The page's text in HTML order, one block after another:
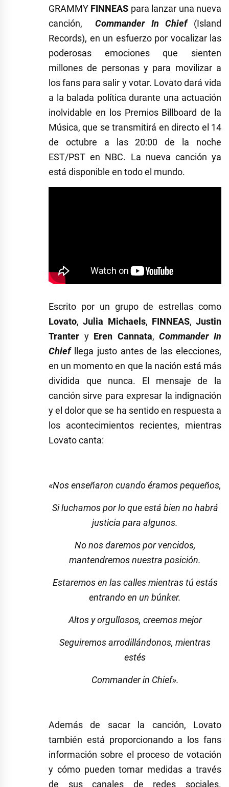
GRAMMY FINNEAS para lanzar una nueva
canción,
Commander In Chief
(Island
Records), en un esfuerzo por vocalizar las
poderosas emociones que sienten
millones de personas y para movilizar a
los fans para salir y votar. Lovato dará vida
a la balada política durante una actuación
inolvidable en los Premios Billboard de la
Música, que se transmitirá en directo el 14
de octubre a las 20:00 de la noche
EST/PST en NBC. La nueva canción ya
está disponible en todo el mundo.
Escrito por un grupo de estrellas como
Lovato,Julia Michaels, FINNEAS, Justin
Tranter y Eren Cannata,Commander In
Chiefllega justo antes de las elecciones,
en un momento en que la nación está más
dividida que nunca. El mensaje de la
canción sirve para expresar la indignación
y el dolor que se ha sentido en respuesta a
los acontecimientos recientes, mientras
Lovato canta:
«Nos enseñaron cuando éramos pequeños,
Si luchamos por lo que está bien no habrá
justicia para algunos.
No nos daremos por vencidos,
mantendremos nuestra posición.
Estaremos en las calles mientras tú estás
entrando en un búnker.
Altos y orgullosos, creemos mejor
Seguiremos arrodillándonos, mientras
estés
Commander in Chief».
Además de sacar la canción, Lovato
también está proporcionando a los fans
información sobre el proceso de votación
y cómo pueden tomar medidas a través
de sus canales de redes sociales.